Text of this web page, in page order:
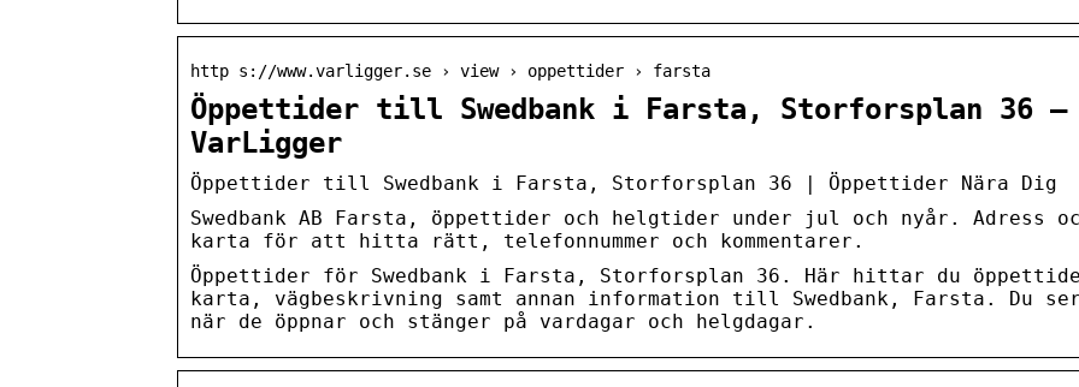
http s://www.varligger.se › view › oppettider › farsta
Öppettider till Swedbank i Farsta, Storforsplan 36 –
VarLigger
Öppettider till Swedbank i Farsta, Storforsplan 36 | Öppettider Nära Dig
Swedbank AB Farsta, öppettider och helgtider under jul och nyår. Adress
karta för att hitta rätt, telefonnummer och kommentarer.
Öppettider för Swedbank i Farsta, Storforsplan 36. Här hittar du
karta, vägbeskrivning samt annan information till Swedbank, Farsta. Du ser
när de öppnar och stänger på vardagar och helgdagar.